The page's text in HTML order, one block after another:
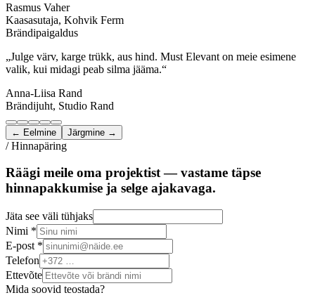
Rasmus Vaher
Kaasasutaja, Kohvik Ferm
Brändipaigaldus
„Julge värv, karge trükk, aus hind. Must Elevant on meie esimene
valik, kui midagi peab silma jääma.“
Anna-Liisa Rand
Brändijuht, Studio Rand
← Eelmine Järgmine →
/ Hinnapäring
Räägi meile oma projektist — vastame täpse
hinnapakkumise ja selge ajakavaga.
Jäta see väli tühjaks
Nimi *
E-post *
Telefon
Ettevõte
Mida soovid teostada?